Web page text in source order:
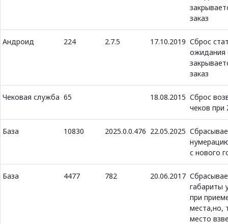
заказ
Андроид 224 2.7.5 17.10.2019 Сброс
ожидания
заказ
Чековая служба 65 18.08.2015 Сброс
чеков при
База 10830 2025.0.0.476 22.05.2025
с нового
База 4477 782 20.06.2017
габариты
при
места,но,
место